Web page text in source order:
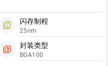
产工具标
载吧
filter_7
闪存制程
25nm
filter_9
封装类型
BGA100